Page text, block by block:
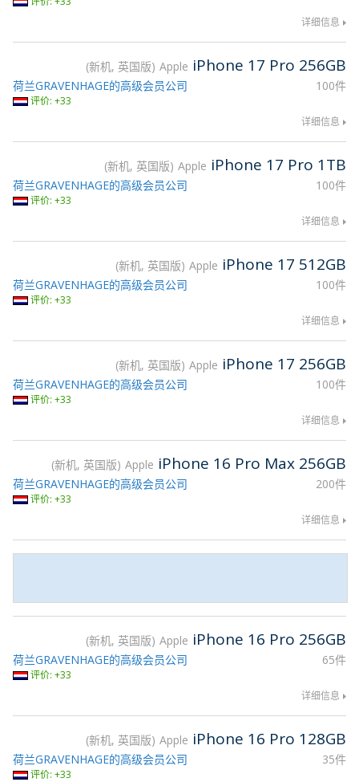
详细信息
新机, 英国版 Apple iPhone 17 Pro 256GB
100件
荷兰GRAVENHAGE的高级会员公司
评价: +33
详细信息
新机, 英国版 Apple iPhone 17 Pro 1TB
100件
荷兰GRAVENHAGE的高级会员公司
评价: +33
详细信息
新机, 英国版 Apple iPhone 17 512GB
100件
荷兰GRAVENHAGE的高级会员公司
评价: +33
详细信息
新机, 英国版 Apple iPhone 17 256GB
100件
荷兰GRAVENHAGE的高级会员公司
评价: +33
详细信息
新机, 英国版 Apple iPhone 16 Pro Max 256GB
200件
荷兰GRAVENHAGE的高级会员公司
评价: +33
详细信息
新机, 英国版 Apple iPhone 16 Pro 256GB
65件
荷兰GRAVENHAGE的高级会员公司
评价: +33
详细信息
新机, 英国版 Apple iPhone 16 Pro 128GB
35件
荷兰GRAVENHAGE的高级会员公司
评价: +33